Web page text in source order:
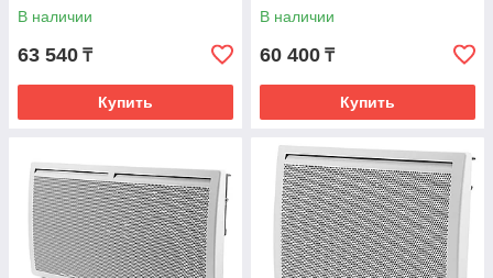
В наличии
63 540 ₸
Купить
В наличии
60 400 ₸
Купить